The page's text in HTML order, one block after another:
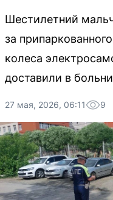
Шестилетний
за
колеса
доставили в
27 мая, 2026, 06:11 9